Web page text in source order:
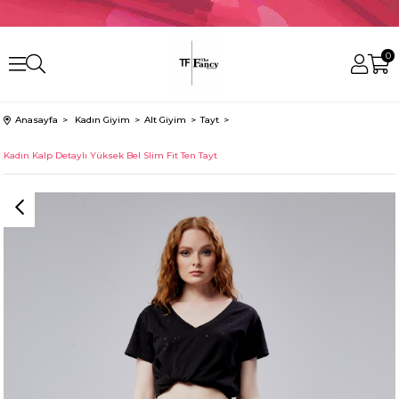
0
Anasayfa Kadın Giyim Alt Giyim Tayt
Kadın Kalp Detaylı Yüksek Bel Slim Fit Ten Tayt